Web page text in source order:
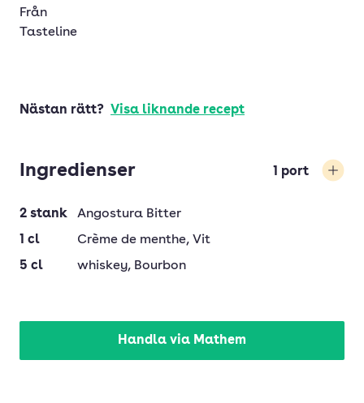
Från
Tasteline
Nästan rätt? Visa liknande recept
Ingredienser 1 port
2 stank
Angostura Bitter
1 cl Crème de menthe, Vit
5 cl whiskey, Bourbon
Handla via Mathem